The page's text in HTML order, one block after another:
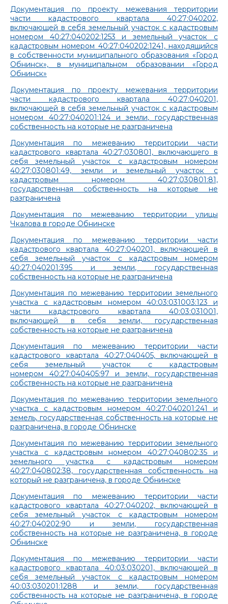
Документация по проекту межевания территории
части кадастрового квартала 40:27:040202,
включающей в себя земельный участок с кадастровым
номером 40:27:040202:1253 и земельный участок с
кадастровым номером 40:27:040202:1241, находящийся
в собственности муниципального образования «Город
Обнинск», в муниципальном образовании «Город
Обнинск»
Документация по проекту межевания территории
части кадастрового квартала 40:27:040201,
включающей в себя земельный участок с кадастровым
номером 40:27:040201:124 и земли, государственная
собственность на которые не разграничена
Документация по межеванию территории части
кадастрового квартала 40:27:030801, включающего в
себя земельный участок с кадастровым номером
40:27:030801:49, земли и земельный участок с
кадастровым номером 40:27:030801:81,
государственная собственность на которые не
разграничена
Документация по межеванию территории улицы
Чкалова в городе Обнинске
Документация по межеванию территории части
кадастрового квартала 40:27:040201, включающей в
себя земельный участок с кадастровым номером
40:27:040201:395 и земли, государственная
собственность на которые не разграничена
Документация по межеванию территории земельного
участка с кадастровым номером 40:03:031003:123 и
части кадастрового квартала 40:03:031001,
включающей в себя земли, государственная
собственность на которые не разграничена
Документация по межеванию территории части
кадастрового квартала 40:27:040405, включающей в
себя земельный участок с кадастровым
номером 40:27:040405:97 и земли, государственная
собственность на которые не разграничена
Документация по межеванию территории земельного
участка с кадастровым номером 40:27:040201:241 и
земель, государственная собственность на которые не
разграничена, в городе Обнинске
Документация по межеванию территории земельного
участка с кадастровым номером 40:27:040802:35 и
земельного участка с кадастровым номером
40:27:040802:38, государственная собственность на
который не разграничена, в городе Обнинске
Документация по межеванию территории части
кадастрового квартала 40:27:040202, включающей в
себя земельный участок с кадастровым номером
40:27:040202:90 и земли, государственная
собственность на которые не разграничена, в городе
Обнинске
Документация по межеванию территории части
кадастрового квартала 40:03:030201, включающей в
себя земельный участок с кадастровым номером
40:03:030201:1288 и земли, государственная
собственность на которые не разграничена, в городе